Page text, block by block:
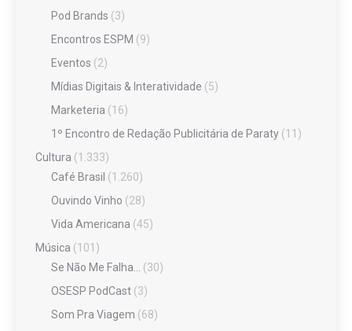
Pod Brands (3)
Encontros ESPM (9)
Eventos (2)
Mídias Digitais & Interatividade (5)
Marketeria (16)
1º Encontro de Redação Publicitária de Paraty (11)
Cultura (1.333)
Café Brasil (1.260)
Ouvindo Vinho (28)
Vida Americana (45)
Música (101)
Se Não Me Falha… (30)
OSESP PodCast (3)
Som Pra Viagem (68)